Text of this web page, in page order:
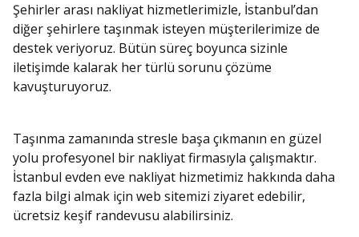
Şehirler arası nakliyat hizmetlerimizle, İstanbul’dan
diğer şehirlere taşınmak isteyen müşterilerimize de
destek veriyoruz. Bütün süreç boyunca sizinle
iletişimde kalarak her türlü sorunu çözüme
kavuşturuyoruz.
Taşınma zamanında stresle başa çıkmanın en güzel
yolu profesyonel bir nakliyat firmasıyla çalışmaktır.
İstanbul evden eve nakliyat hizmetimiz hakkında daha
fazla bilgi almak için web sitemizi ziyaret edebilir,
ücretsiz keşif randevusu alabilirsiniz.